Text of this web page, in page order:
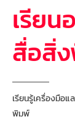
เรีย
สื่อสิ่
เรียนรู้เครื่องมือ
พิมพ์